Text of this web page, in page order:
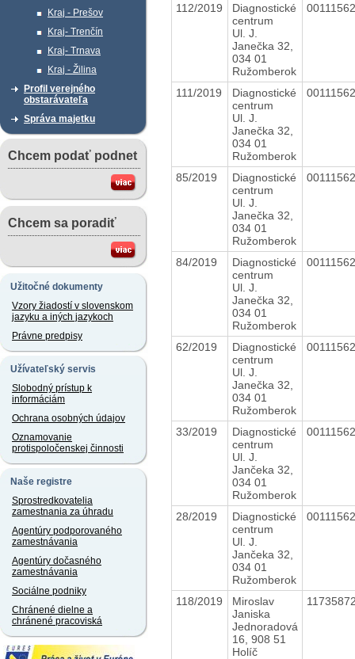
Kraj - Prešov
Kraj- Trenčín
Kraj- Trnava
Kraj - Žilina
Profil verejného
obstarávateľa
Správa majetku
Chcem podať podnet
Chcem sa poradiť
Užitočné dokumenty
Vzory žiadostí v slovenskom
jazyku a iných jazykoch
Právne predpisy
Užívateľský servis
Slobodný prístup k
informáciám
Ochrana osobných údajov
Oznamovanie
protispoločenskej činnosti
Naše registre
Sprostredkovatelia
zamestnania za úhradu
Agentúry podporovaného
zamestnávania
Agentúry dočasného
zamestnávania
Sociálne podniky
Chránené dielne a
chránené pracoviská
112/2019
Diagnostické
centrum
Ul. J.
Janečka 32,
034 01
Ružomberok
111/2019
Diagnostické
centrum
Ul. J.
Janečka 32,
034 01
Ružomberok
85/2019
Diagnostické
centrum
Ul. J.
Janečka 32,
034 01
Ružomberok
84/2019
Diagnostické
centrum
Ul. J.
Janečka 32,
034 01
Ružomberok
62/2019
Diagnostické
centrum
Ul. J.
Janečka 32,
034 01
Ružomberok
33/2019
Diagnostické
centrum
Ul. J.
Jančeka 32,
034 01
Ružomberok
28/2019
Diagnostické
centrum
Ul. J.
Jančeka 32,
034 01
Ružomberok
118/2019
Miroslav
Janiska
Jednoradová
16, 908 51
Holíč